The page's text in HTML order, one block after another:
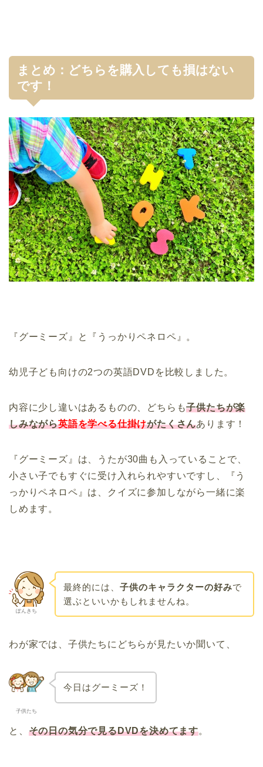
まとめ：どちらを購入しても損はない
です！
『グーミーズ』と『うっかりペネロペ』。
幼児子ども向けの2つの英語DVDを比較しました。
内容に少し違いはあるものの、どちらも子供たちが楽
しみながら英語を学べる仕掛けがたくさんあります！
『グーミーズ』は、うたが30曲も入っていることで、
小さい子でもすぐに受け入れられやすいですし、『う
っかりペネロペ』は、クイズに参加しながら一緒に楽
しめます。
ぽんきち
最終的には、 子供のキャラクターの好みで
選ぶといいかもしれませんね。
わが家では、子供たちにどちらが見たいか聞いて、
子供たち
今日はグーミーズ！
と、 その日の気分で見るDVDを決めてます。